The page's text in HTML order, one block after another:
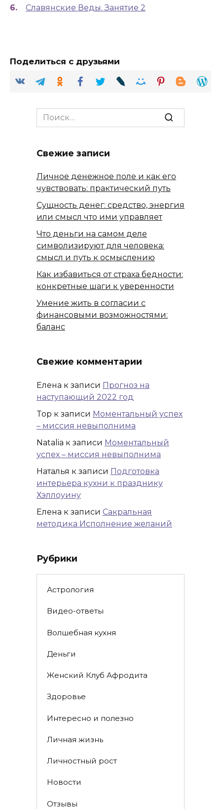
Славянские Веды. Занятие 2
Поделиться с друзьями
Search
for:
Свежие записи
Личное денежное поле и как его
чувствовать: практический путь
Сущность денег: средство, энергия
или смысл что ими управляет
Что деньги на самом деле
символизируют для человека:
смысл и путь к осмыслению
Как избавиться от страха бедности:
конкретные шаги к уверенности
Умение жить в согласии с
финансовыми возможностями:
баланс
Свежие комментарии
Елена к записи Прогноз на
наступающий 2022 год
Top к записи Моментальный успех
– миссия невыполнима
Natalia к записи Моментальный
успех – миссия невыполнима
Наталья к записи Подготовка
интерьера кухни к празднику
Хэллоуину
Елена к записи Сакральная
методика Исполнение желаний
Рубрики
Астрология
Видео-ответы
Волшебная кухня
Деньги
Женский Клуб Афродита
Здоровье
Интересно и полезно
Личная жизнь
Личностный рост
Новости
Отзывы